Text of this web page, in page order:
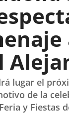
lugar el
de la
y Fiestas